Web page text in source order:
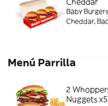
Baby
Cheddar,
Menú Parrilla
2
Nuggets x5